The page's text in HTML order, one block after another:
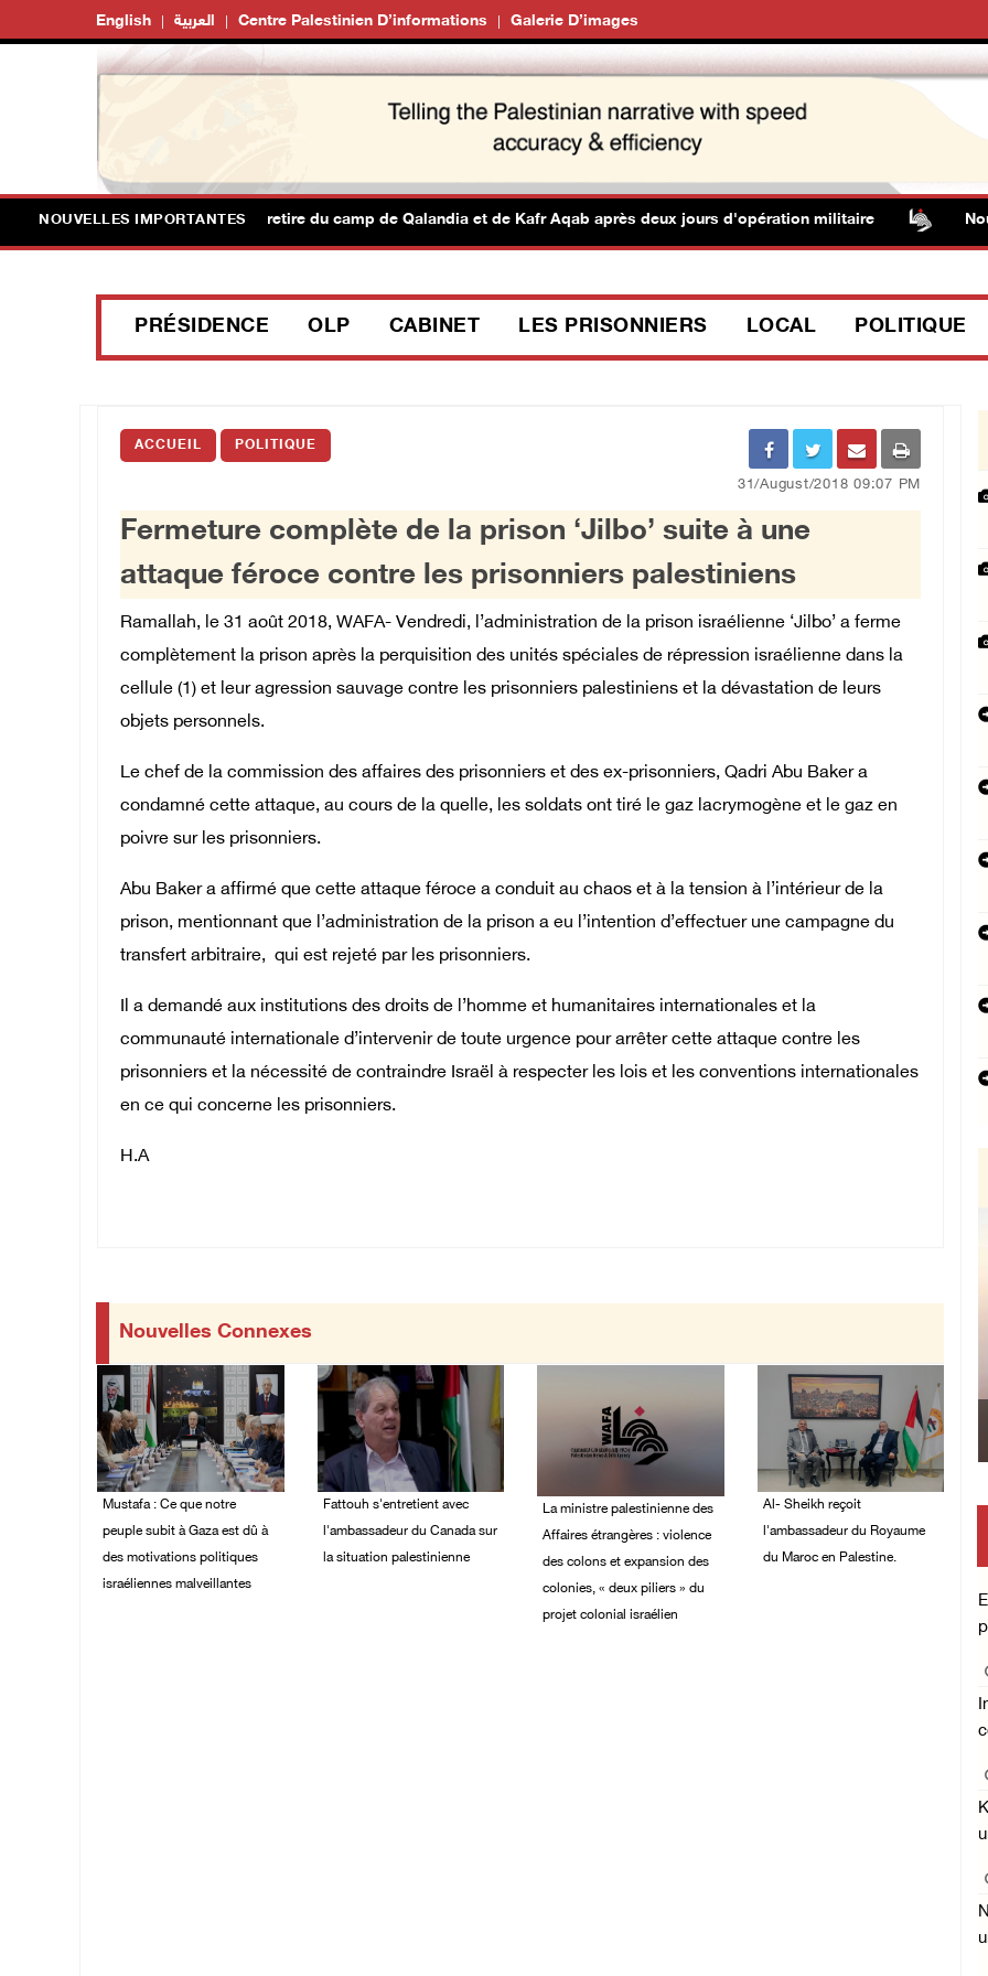
English العربية Centre Palestinien D’informations Galerie D’images
NOUVELLES IMPORTANTES
: l'armée israélienne se retire du camp de Qalandia et de Kafr Aqab après deux jours d'opération militaire
PRÉSIDENCE OLP CABINET LES PRISONNIERS LOCAL POLITIQUE
ACCUEIL POLITIQUE
31/August/2018 09:07 PM
Fermeture complète de la prison ‘Jilbo’ suite à une
attaque féroce contre les prisonniers palestiniens
Ramallah, le 31 août 2018, WAFA- Vendredi, l’administration de la prison israélienne ‘Jilbo’ a ferme
complètement la prison après la perquisition des unités spéciales de répression israélienne dans la
cellule (1) et leur agression sauvage contre les prisonniers palestiniens et la dévastation de leurs
objets personnels.
Le chef de la commission des affaires des prisonniers et des ex-prisonniers, Qadri Abu Baker a
condamné cette attaque, au cours de la quelle, les soldats ont tiré le gaz lacrymogène et le gaz en
poivre sur les prisonniers.
Abu Baker a affirmé que cette attaque féroce a conduit au chaos et à la tension à l’intérieur de la
prison, mentionnant que l’administration de la prison a eu l’intention d’effectuer une campagne du
transfert arbitraire, qui est rejeté par les prisonniers.
Il a demandé aux institutions des droits de l’homme et humanitaires internationales et la
communauté internationale d’intervenir de toute urgence pour arrêter cette attaque contre les
prisonniers et la nécessité de contraindre Israël à respecter les lois et les conventions internationales
en ce qui concerne les prisonniers.
H.A
Nouvelles Connexes
Mustafa : Ce que notre
peuple subit à Gaza est dû à
des motivations politiques
israéliennes malveillantes
Fattouh s'entretient avec
l'ambassadeur du Canada sur
la situation palestinienne
La ministre palestinienne des
Affaires étrangères : violence
des colons et expansion des
colonies, « deux piliers » du
projet colonial israélien
Al- Sheikh reçoit
l'ambassadeur du Royaume
du Maroc en Palestine.